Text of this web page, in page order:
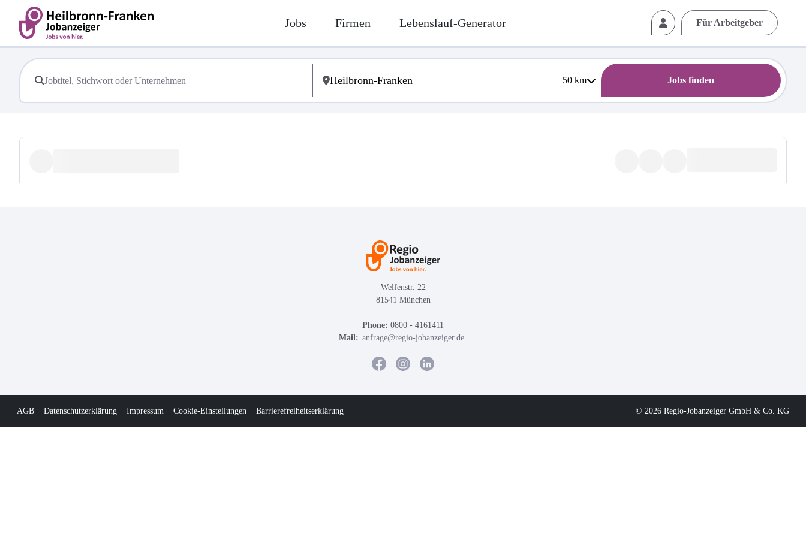
Jobs Firmen Lebenslauf-Generator Für Arbeitgeber
50km Jobs finden
Welfenstr. 22
81541 München
Phone: 0800 - 4161411
Mail: anfrage@regio-jobanzeiger.de
AGB Datenschutzerklärung Impressum Cookie-Einstellungen Barrierefreiheitserklärung © 2026 Regio-Jobanzeiger GmbH & Co. KG